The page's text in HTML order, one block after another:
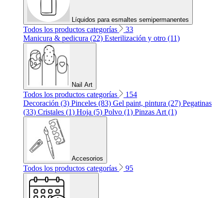
Líquidos para esmaltes semipermanentes
Todos los productos categorías
33
Manicura & pedicura (22) Esterilización y otro (11)
Nail Art
Todos los productos categorías
154
Decoración (3) Pinceles (83) Gel paint, pintura (27) Pegatinas
(33) Cristales (1) Hoja (5) Polvo (1) Pinzas Art (1)
Accesorios
Todos los productos categorías 95